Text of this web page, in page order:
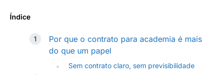
Índice
Por que o contrato para academia é mais
do que um papel
Sem contrato claro, sem previsibilidade